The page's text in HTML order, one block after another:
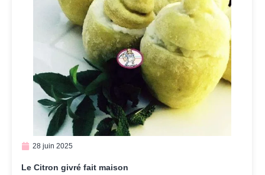
28 juin 2025
Le Citron givré fait maison